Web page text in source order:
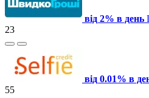
від 2% в день
23
від 0.01% в
55